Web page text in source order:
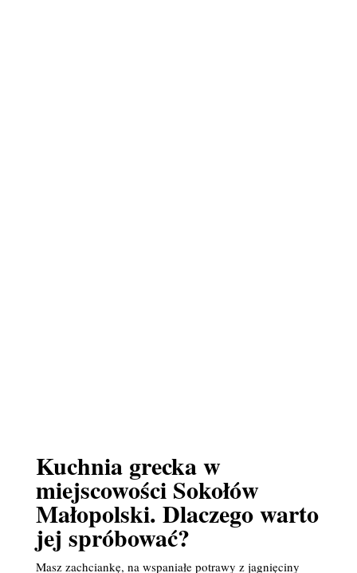
Kuchnia grecka w
miejscowości Sokołów
Małopolski. Dlaczego warto
jej spróbować?
Masz zachciankę, na wspaniałe potrawy z jagnięciny